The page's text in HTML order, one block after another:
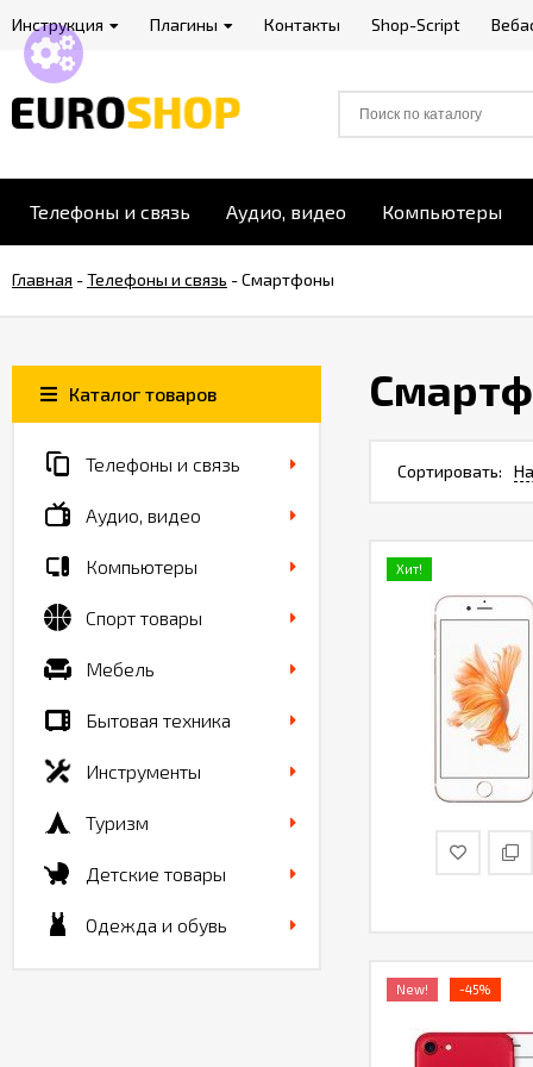
Инструкция Плагины Контакты Shop-Script
Телефоны и связь Аудио, видео Компьютеры
Главная -Телефоны и связь -Смартфоны
Сортировать:
Хит!
New! -45%
Каталог товаров
Телефоны и связь
Аудио, видео
Компьютеры
Спорт товары
Мебель
Бытовая техника
Инструменты
Туризм
Детские товары
Одежда и обувь